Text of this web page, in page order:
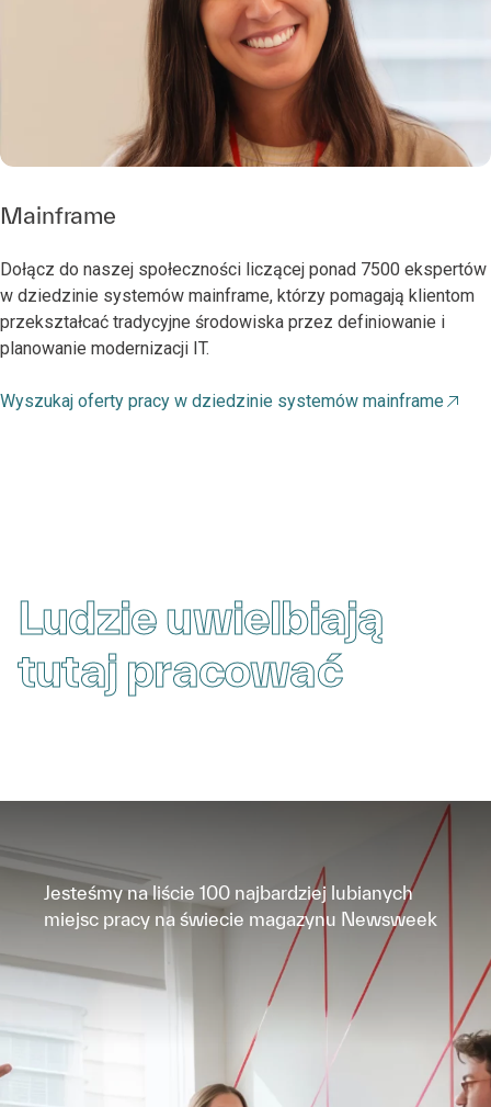
Mainframe
Dołącz do naszej społeczności liczącej ponad 7500 ekspertów
w dziedzinie systemów mainframe, którzy pomagają klientom
przekształcać tradycyjne środowiska przez definiowanie i
planowanie modernizacji IT.
Wyszukaj oferty pracy w dziedzinie systemów mainframe
Ludzie uwielbiają
tutaj pracować
Jesteśmy na liście 100 najbardziej lubianych
miejsc pracy na świecie magazynu Newsweek